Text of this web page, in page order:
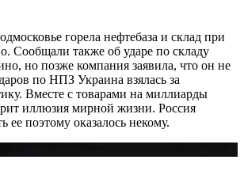
горела нефтебаза и склад при
Сообщали также об ударе по складу
но позже компания заявила, что он не
по НПЗ Украина взялась за
Вместе с товарами на миллиарды
иллюзия мирной жизни. Россия
ее поэтому оказалось некому.